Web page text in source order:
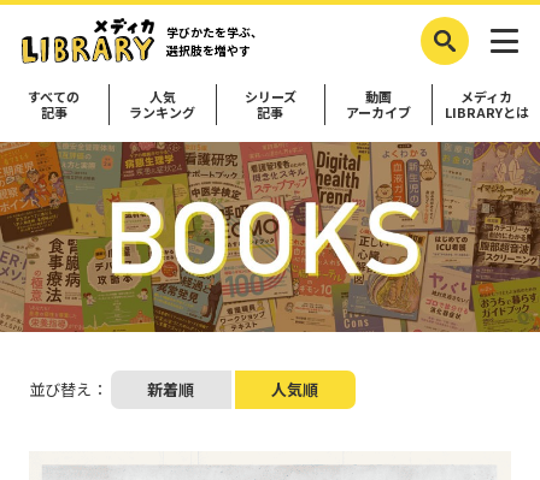
学びかたを学ぶ、
選択肢を増やす
すべての
記事
人気
ランキング
シリーズ
記事
動画
アーカイブ
メディカ
LIBRARYとは
並び替え： 新着順 人気順